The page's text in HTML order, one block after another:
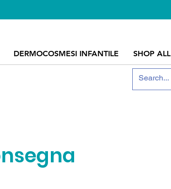
DERMOCOSMESI INFANTILE SHOP ALL